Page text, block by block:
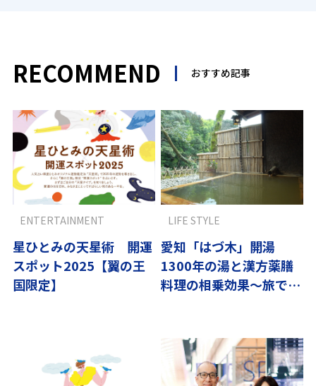
RECOMMEND おすすめ記事
星ひとみの天星術 開運
スポット2025【翼の王
国限定】
ENTERTAINMENT
愛知「はづ木」開湯
1300年の湯と漢方薬膳
料理の相乗効果〜旅で潤
LIFE STYLE